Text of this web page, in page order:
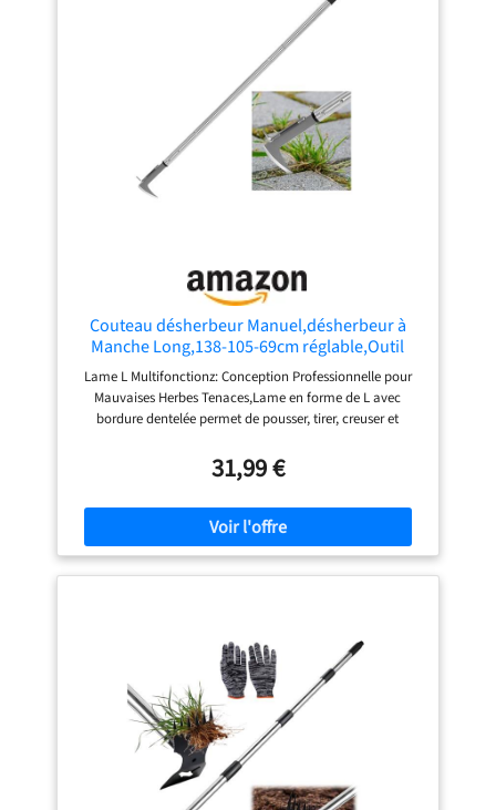
Couteau désherbeur Manuel,désherbeur à
Manche Long,138-105-69cm réglable,Outil
Désherbage pour Jardin，désherbeur
Ergonomique
Lame L Multifonctionz: Conception Professionnelle pour
Mauvaises Herbes Tenaces,Lame en forme de L avec
bordure dentelée permet de pousser, tirer, creuser et
profondes, les mousses et les herbes récalcitrantes dans les
fissures, même sur sol dur Précision Ultime :Avec son
design ultra-fin (2.5 mm), ce désherbeur manuel pénètre
profondément dans les joints de pavés, dalles et murs
pour extirper racines et adventices. Sa lame acérée élimine
100% des végétaux indésirables, réduisant jusqu'à 80% le
Résistance：Acier Inoxydable Revêtement Anti-
Rouille,Fabriqué en acier inoxydable durable avec
traitement anti-corrosion, résistant à l’humidité et aux
intempéries. Nettoyage rapide à l’eau, durée de vie 3 fois
plus longue que les outils classiques. poignée
Ergonomique Réglable : 3 Longueurs (138 cm / 105 cm /
69 cm),poignée ajustable anti-fatigue pour adapter la
posture (debout ou accroupi), protégeant le dos et les
31,99 €